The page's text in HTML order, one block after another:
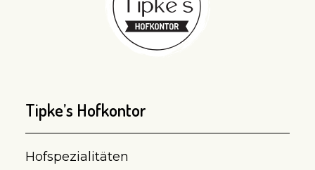
Tipke’s Hofkontor
Hofspezialitäten